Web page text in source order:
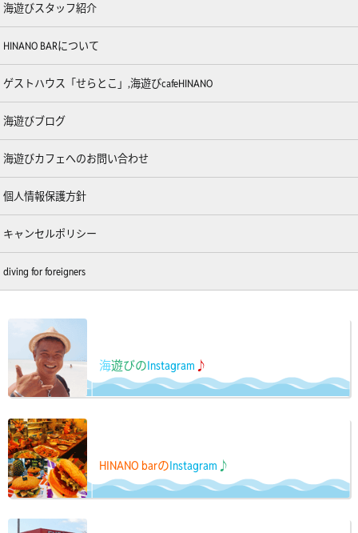
海遊びスタッフ紹介
HINANO BARについて
ゲストハウス「せらとこ」,海遊びcafeHINANO
海遊びブログ
海遊びカフェへのお問い合わせ
個人情報保護方針
キャンセルポリシー
diving for foreigners
海遊びのInstagram ♪
HINANO barのInstagram ♪